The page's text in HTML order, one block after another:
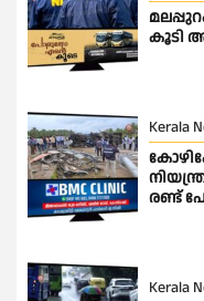
കൂടി
Kerala
രണ്ട്
Kerala